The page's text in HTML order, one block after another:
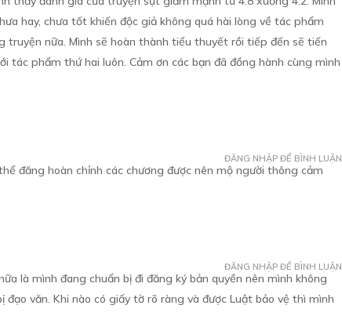
VÀ LÝ THUYẾT: Ý THỨC QUYẾT ĐỊNH VẬT
VÀ CUỐN TIỂU THUYẾT HỌC ĐƯỜNG:
hay, chưa tốt khiến độc giả không quá hài lòng về tác phẩm
truyện nữa. Mình sẽ hoàn thành tiểu thuyết rồi tiếp đến sẽ tiến
tác phẩm thứ hai luôn. Cảm ơn các bạn đã đồng hành cùng mình
đăng hoàn chỉnh các chương được nên mộ người thông cảm
ĐĂNG NHẬP ĐỂ BÌNH LUẬN
là mình đang chuẩn bị đi đăng ký bản quyền nên mình không
văn. Khi nào có giấy tờ rõ ràng và được Luật bảo vệ thì mình
ĐĂNG NHẬP ĐỂ BÌNH LUẬN